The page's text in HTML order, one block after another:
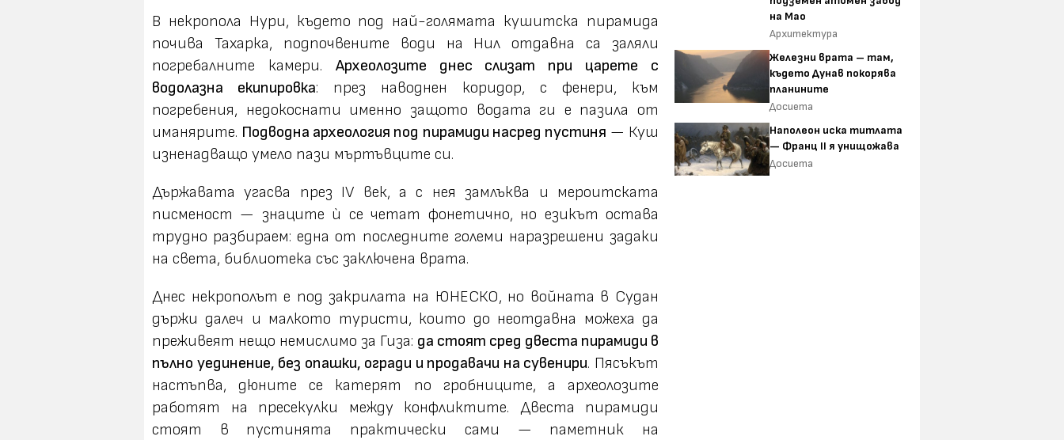
В некропола Нури, където под най-голямата кушитска пирамида
почива Тахарка, подпочвените води на Нил отдавна са заляли
погребалните камери. Археолозите днес слизат при царете с
водолазна екипировка: през наводнен коридор, с фенери, към
погребения, недокоснати именно защото водата ги е пазила от
иманярите. Подводна археология под пирамиди насред пустиня — Куш
изненадващо умело пази мъртъвците си.
Държавата угасва през IV век, а с нея замлъква и мероитската
писменост — знаците ѝ се четат фонетично, но езикът остава
трудно разбираем: една от последните големи наразрешени задаки
на света, библиотека със заключена врата.
Днес некрополът е под закрилата на ЮНЕСКО, но войната в Судан
държи далеч и малкото туристи, които до неотдавна можеха да
преживеят нещо немислимо за Гиза: да стоят сред двеста пирамиди в
пълно уединение, без опашки, огради и продавачи на сувенири. Пясъкът
настъпва, дюните се катерят по гробниците, а археолозите
работят на пресекулки между конфликтите. Двеста пирамиди
стоят в пустинята практически сами — паметник на
на Мао
Архитектура
Железни врата – там,
където Дунав покорява
планините
Досиета
Наполеон иска титлата
— Франц II я унищожава
Досиета